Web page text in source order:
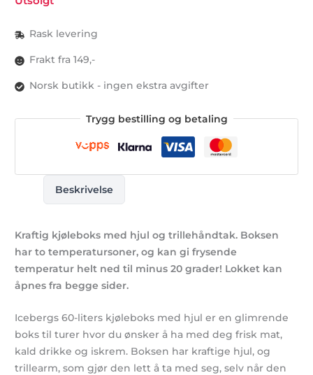
Rask levering
Frakt fra 149,-
Norsk butikk - ingen ekstra avgifter
Trygg bestilling og betaling
Beskrivelse
Kraftig kjøleboks med hjul og trillehåndtak. Boksen
har to temperatursoner, og kan gi frysende
temperatur helt ned til minus 20 grader! Lokket kan
åpnes fra begge sider.
Icebergs 60-liters kjøleboks med hjul er en glimrende
boks til turer hvor du ønsker å ha med deg frisk mat,
kald drikke og iskrem. Boksen har kraftige hjul, og
trillearm, som gjør den lett å ta med seg, selv når den